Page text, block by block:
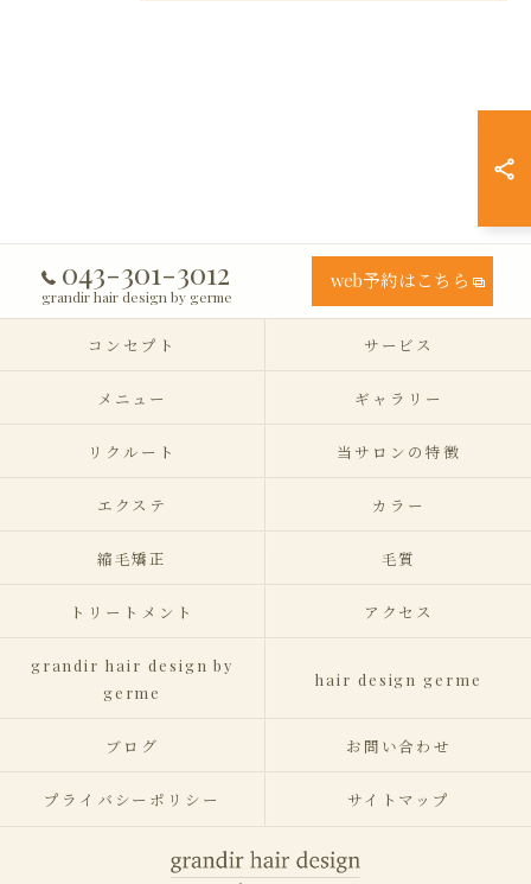
043-301-3012
grandir hair design by germe
web予約はこちら
コンセプト サービス
メニュー ギャラリー
リクルート 当サロンの特徴
エクステ カラー
縮毛矯正 毛質
トリートメント アクセス
grandir hair design by
germe
hair design germe
ブログ お問い合わせ
プライバシーポリシー サイトマップ